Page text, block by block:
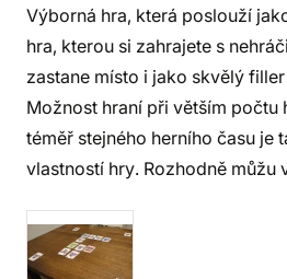
Výborná hra, která poslouží
hra, kterou si zahrajete s
zastane místo i jako skvělý
Možnost hraní při větším počtu
téměř stejného herního času je
vlastností hry. Rozhodně můžu